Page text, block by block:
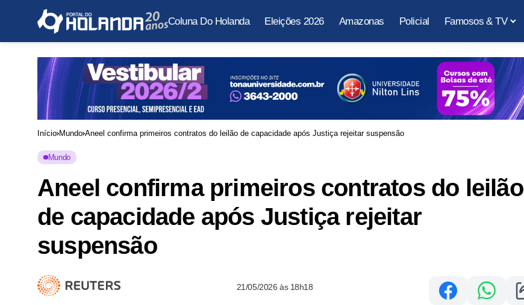
Coluna Do Holanda Eleições 2026 Amazonas Policial Famosos & TV
Início Mundo Aneel confirma primeiros contratos do leilão de capacidade após Justiça rejeitar suspensão
Mundo
Aneel confirma primeiros contratos do leilão
de capacidade após Justiça rejeitar
suspensão
21/05/2026 às 18h18